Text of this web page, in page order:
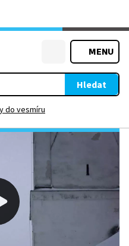
MENU
Hledat
do vesmíru